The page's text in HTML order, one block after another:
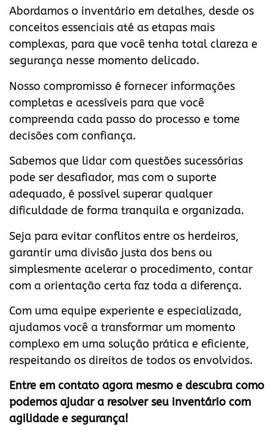
Abordamos o inventário em detalhes, desde os
conceitos essenciais até as etapas mais
complexas, para que você tenha total clareza e
segurança nesse momento delicado.
Nosso compromisso é fornecer informações
completas e acessíveis para que você
compreenda cada passo do processo e tome
decisões com confiança.
Sabemos que lidar com questões sucessórias
pode ser desafiador, mas com o suporte
adequado, é possível superar qualquer
dificuldade de forma tranquila e organizada.
Seja para evitar conflitos entre os herdeiros,
garantir uma divisão justa dos bens ou
simplesmente acelerar o procedimento, contar
com a orientação certa faz toda a diferença.
Com uma equipe experiente e especializada,
ajudamos você a transformar um momento
complexo em uma solução prática e eficiente,
respeitando os direitos de todos os envolvidos.
Entre em contato agora mesmo e descubra como
podemos ajudar a resolver seu inventário com
agilidade e segurança!